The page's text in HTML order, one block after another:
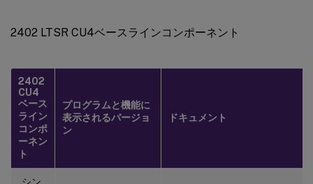
2402 LTSR CU4ベースラインコンポーネント
2402
CU4
ベース
ライン
コンポ
ーネン
ト
プログラムと機能に
表示されるバージョ
ン
ドキュメント
シン